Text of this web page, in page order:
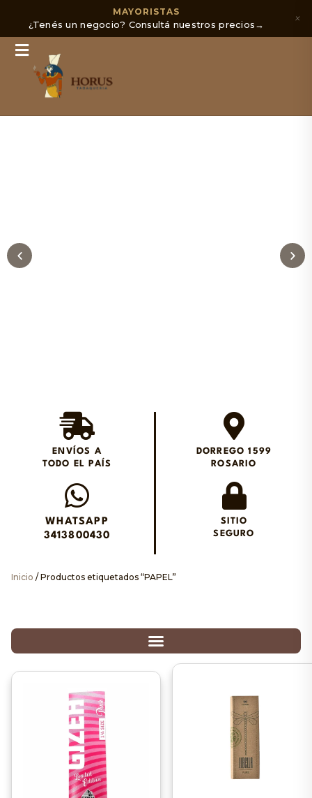
MAYORISTAS
¿Tenés un negocio? Consultá nuestros precios→ ×
Envios en el día en
Rosario
Envianos un WhatsApp
ENVÍOS A
TODO EL PAÍS
DORREGO 1599
ROSARIO
WHATSAPP
3413800430
SITIO
SEGURO
Inicio / Productos etiquetados “PAPEL”